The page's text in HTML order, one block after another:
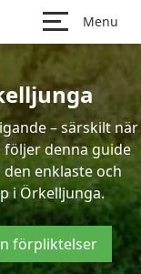
Menu
– särskilt när
denna guide
enklaste och
i Örkelljunga.
förpliktelser